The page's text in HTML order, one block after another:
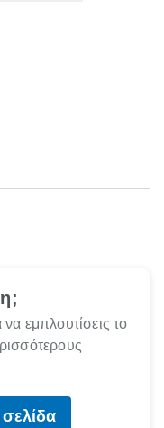
εμπλουτίσεις το